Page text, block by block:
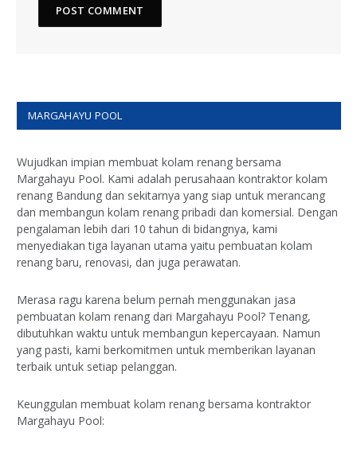
MARGAHAYU POOL
Wujudkan impian membuat kolam renang bersama
Margahayu Pool. Kami adalah perusahaan kontraktor kolam
renang Bandung dan sekitarnya yang siap untuk merancang
dan membangun kolam renang pribadi dan komersial. Dengan
pengalaman lebih dari 10 tahun di bidangnya, kami
menyediakan tiga layanan utama yaitu pembuatan kolam
renang baru, renovasi, dan juga perawatan.
Merasa ragu karena belum pernah menggunakan jasa
pembuatan kolam renang dari Margahayu Pool? Tenang,
dibutuhkan waktu untuk membangun kepercayaan. Namun
yang pasti, kami berkomitmen untuk memberikan layanan
terbaik untuk setiap pelanggan.
Keunggulan membuat kolam renang bersama kontraktor
Margahayu Pool: